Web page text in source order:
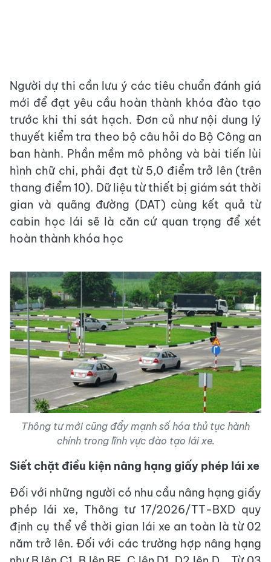
Người dự thi cần lưu ý các tiêu chuẩn đánh giá
mới để đạt yêu cầu hoàn thành khóa đào tạo
trước khi thi sát hạch. Đơn củ như nội dung lý
thuyết kiểm tra theo bộ câu hỏi do Bộ Công an
ban hành. Phần mềm mô phỏng và bài tiến lùi
hình chữ chi, phải đạt từ 5,0 điểm trở lên (trên
thang điểm 10). Dữ liệu từ thiết bị giám sát thời
gian và quãng đường (DAT) cùng kết quả từ
cabin học lái sẽ là căn cứ quan trọng để xét
hoàn thành khóa học
Thông tư mới cũng đẩy mạnh số hóa thủ tục hành
chính trong lĩnh vực đào tạo lái xe.
Siết chặt điều kiện nâng hạng giấy phép lái xe
Đối với những người có nhu cầu nâng hạng giấy
phép lái xe, Thông tư 17/2026/TT-BXD quy
định cụ thể về thời gian lái xe an toàn là từ 02
năm trở lên. Đối với các trường hợp nâng hạng